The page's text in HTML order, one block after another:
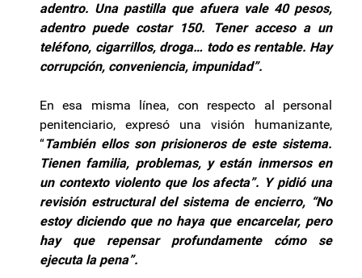
adentro. Una pastilla que afuera vale 40 pesos,
adentro puede costar 150. Tener acceso a un
teléfono, cigarrillos, droga… todo es rentable. Hay
corrupción, conveniencia, impunidad”.
En esa misma línea, con respecto al personal
penitenciario, expresó una visión humanizante,
“También ellos son prisioneros de este sistema.
Tienen familia, problemas, y están inmersos en
un contexto violento que los afecta”. Y pidió una
revisión estructural del sistema de encierro, “No
estoy diciendo que no haya que encarcelar, pero
hay que repensar profundamente cómo se
ejecuta la pena”.